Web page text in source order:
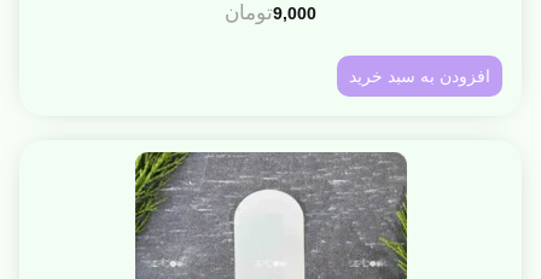
9,000تومان
افزودن به سبد خرید